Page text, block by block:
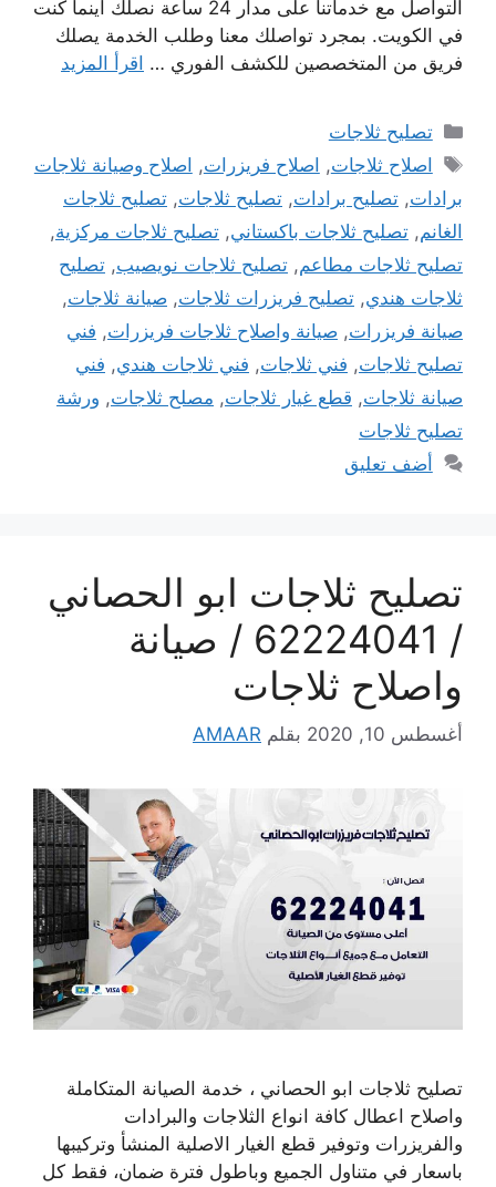
التواصل مع خدماتنا على مدار 24 ساعة نصلك اينما كنت
في الكويت. بمجرد تواصلك معنا وطلب الخدمة يصلك
فريق من المتخصصين للكشف الفوري … اقرأ المزيد
التصنيفات
تصليح ثلاجات
الوسوم
اصلاح ثلاجات, اصلاح فريزرات, اصلاح وصيانة ثلاجات
برادات, تصليح برادات, تصليح ثلاجات, تصليح ثلاجات
الغانم, تصليح ثلاجات باكستاني, تصليح ثلاجات مركزية,
تصليح ثلاجات مطاعم, تصليح ثلاجات نويصيب, تصليح
ثلاجات هندي, تصليح فريزرات ثلاجات, صيانة ثلاجات,
صيانة فريزرات, صيانة واصلاح ثلاجات فريزرات, فني
تصليح ثلاجات, فني ثلاجات, فني ثلاجات هندي, فني
صيانة ثلاجات, قطع غيار ثلاجات, مصلح ثلاجات, ورشة
تصليح ثلاجات
أضف تعليق
تصليح ثلاجات ابو الحصاني
/ 62224041 / صيانة
واصلاح ثلاجات
أغسطس 10, 2020 بقلم AMAAR
تصليح ثلاجات ابو الحصاني ، خدمة الصيانة المتكاملة
واصلاح اعطال كافة انواع الثلاجات والبرادات
والفريزرات وتوفير قطع الغيار الاصلية المنشأ وتركيبها
باسعار في متناول الجميع وباطول فترة ضمان، فقط كل